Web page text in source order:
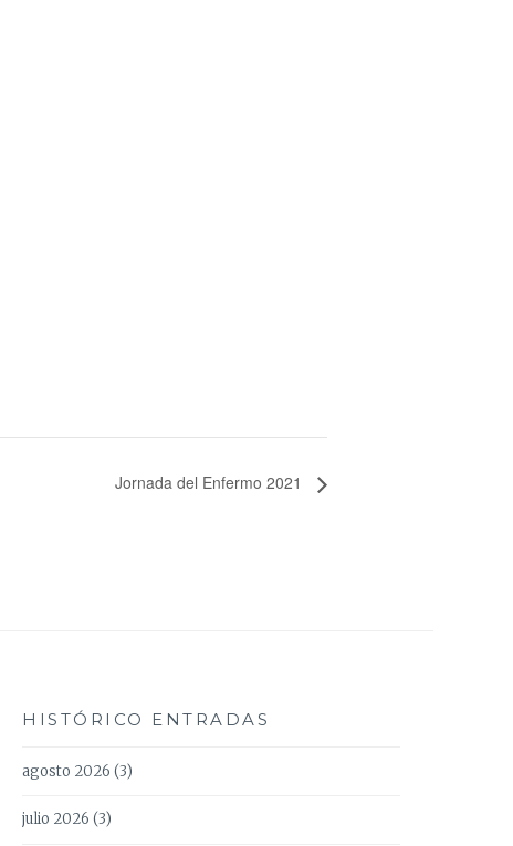
Jornada del Enfermo 2021
HISTÓRICO ENTRADAS
agosto 2026 (3)
julio 2026 (3)